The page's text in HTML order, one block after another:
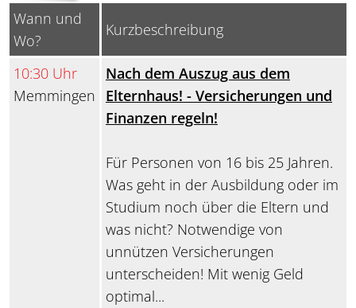
Wann und
Wo?
Kurzbeschreibung
10:30 Uhr
Memmingen
Nach dem Auszug aus dem
Elternhaus! - Versicherungen und
Finanzen regeln!
Für Personen von 16 bis 25 Jahren.
Was geht in der Ausbildung oder im
Studium noch über die Eltern und
was nicht? Notwendige von
unnützen Versicherungen
unterscheiden! Mit wenig Geld
optimal...